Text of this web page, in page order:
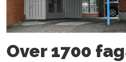
Over 1700